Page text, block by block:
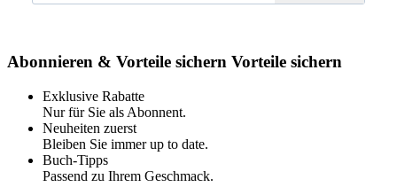
Abonnieren & Vorteile sichern Vorteile sichern
Exklusive Rabatte
Nur für Sie als Abonnent.
Neuheiten zuerst
Bleiben Sie immer up to date.
Buch-Tipps
Passend zu Ihrem Geschmack.